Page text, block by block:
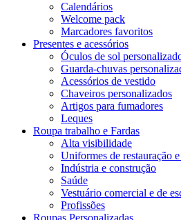
Calendários
Welcome pack
Marcadores favoritos
Presentes e acessórios
Óculos de sol
Guarda-chuvas
Acessórios de vestido
Chaveiros personalizados
Artigos para fumadores
Leques
Roupa trabalho e Fardas
Alta visibilidade
Uniformes de restauração
Indústria e construção
Saúde
Vestuário comercial e de
Profissões
Roupas Personalizadas